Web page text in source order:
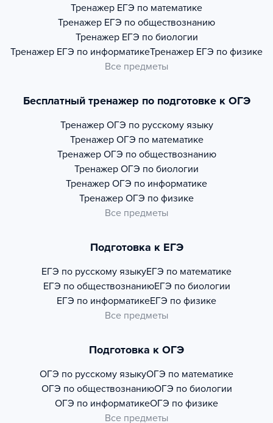
Тренажер ЕГЭ по математике
Тренажер ЕГЭ по обществознанию
Тренажер ЕГЭ по биологии
Тренажер ЕГЭ по информатикеТренажер ЕГЭ по физике
Все предметы
Бесплатный тренажер по подготовке к ОГЭ
Тренажер ОГЭ по русскому языку
Тренажер ОГЭ по математике
Тренажер ОГЭ по обществознанию
Тренажер ОГЭ по биологии
Тренажер ОГЭ по информатике
Тренажер ОГЭ по физике
Все предметы
Подготовка к ЕГЭ
ЕГЭ по русскому языкуЕГЭ по математике
ЕГЭ по обществознаниюЕГЭ по биологии
ЕГЭ по информатикеЕГЭ по физике
Все предметы
Подготовка к ОГЭ
ОГЭ по русскому языкуОГЭ по математике
ОГЭ по обществознаниюОГЭ по биологии
ОГЭ по информатикеОГЭ по физике
Все предметы